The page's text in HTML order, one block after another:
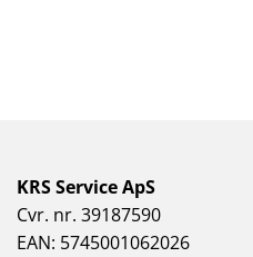
KRS Service ApS
Cvr. nr. 39187590
EAN: 5745001062026